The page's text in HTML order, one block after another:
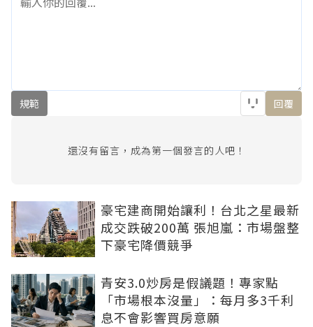
規範 回覆
還沒有留言，成為第一個發言的人吧！
豪宅建商開始讓利！台北之星最新
成交跌破200萬 張旭嵐：市場盤整
下豪宅降價競爭
青安3.0炒房是假議題！專家點
「市場根本沒量」：每月多3千利
息不會影響買房意願